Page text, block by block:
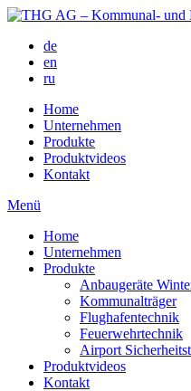
de
en
ru
Home
Unternehmen
Produkte
Produktvideos
Kontakt
Menü
Home
Unternehmen
Produkte
Anbaugeräte
Kommunalträger
Flughafentechnik
Feuerwehrtechnik
Airport
Produktvideos
Kontakt